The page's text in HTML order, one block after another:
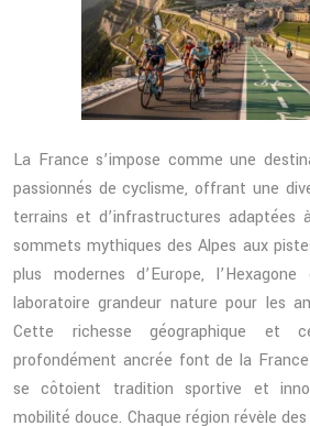
La France s’impose comme une
passionnés de cyclisme, offrant une
terrains et d’infrastructures adaptées
sommets mythiques des Alpes aux
plus modernes d’Europe,
laboratoire grandeur nature pour les
Cette richesse géographique et
profondément ancrée font de la
se côtoient tradition sportive et
mobilité douce. Chaque région révèle